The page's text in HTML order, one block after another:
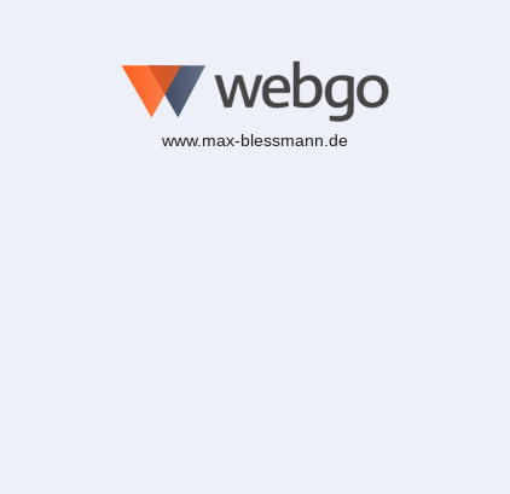
www.max-blessmann.de